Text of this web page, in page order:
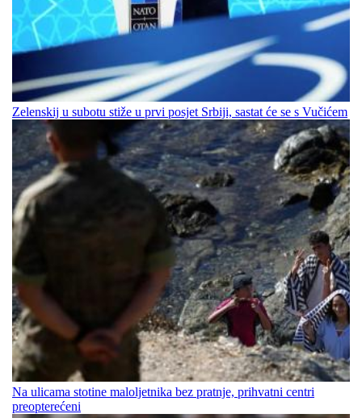
Zelenskij u subotu stiže u prvi posjet Srbiji, sastat će se s Vučićem
Na ulicama stotine maloljetnika bez pratnje, prihvatni centri
preopterećeni